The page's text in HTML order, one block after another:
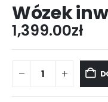
Wózek
1,399.00zł